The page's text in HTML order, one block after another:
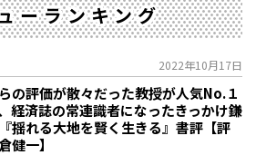
ーランキング
2022年10月17日
の評価が散々だった教授が人気No.１
経済誌の常連識者になったきっかけ――鎌
揺れる大地を賢く生きる』書評【評
健一】